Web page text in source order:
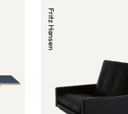
Fritz Hansen